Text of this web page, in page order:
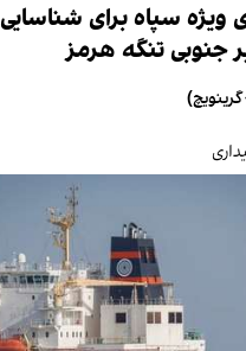
ویژه سپاه برای شناسایی
تنگه هرمز